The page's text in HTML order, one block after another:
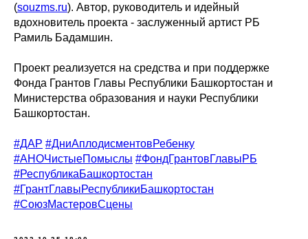
(souzms.ru). Автор, руководитель и идейный
вдохновитель проекта - заслуженный артист РБ
Рамиль Бадамшин.
Проект реализуется на средства и при поддержке
Фонда Грантов Главы Республики Башкортостан и
Министерства образования и науки Республики
Башкортостан.
#ДАР #ДниАплодисментовРебенку
#АНОЧистыеПомыслы #ФондГрантовГлавыРБ
#РеспубликаБашкортостан
#ГрантГлавыРеспубликиБашкортостан
#СоюзМастеровСцены